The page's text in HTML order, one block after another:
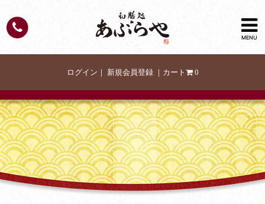
MENU
ログイン ｜ 新規会員登録｜ カート 0